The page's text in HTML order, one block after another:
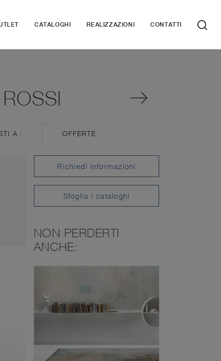
CATALOGHI REALIZZAZIONI CONTATTI
A : OFFERTE
Richiedi Informazioni
Sfoglia i cataloghi
NON PERDERTI
ANCHE: